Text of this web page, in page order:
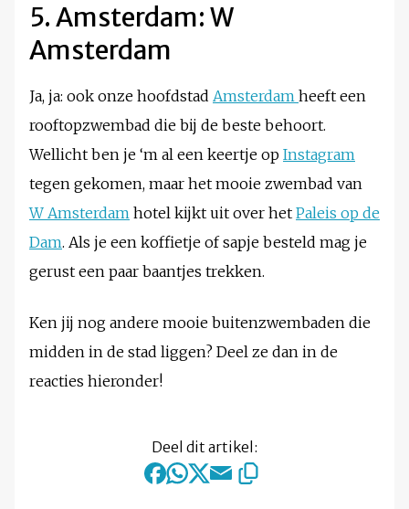
5. Amsterdam: W
Amsterdam
Ja, ja: ook onze hoofdstad Amsterdam heeft een
rooftopzwembad die bij de beste behoort.
Wellicht ben je ‘m al een keertje op Instagram
tegen gekomen, maar het mooie zwembad van
W Amsterdam hotel kijkt uit over het Paleis op de
Dam. Als je een koffietje of sapje besteld mag je
gerust een paar baantjes trekken.
Ken jij nog andere mooie buitenzwembaden die
midden in de stad liggen? Deel ze dan in de
reacties hieronder!
Deel dit artikel: